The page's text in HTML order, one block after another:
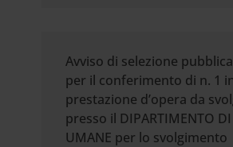
Avviso di selezione
per il conferimento di n. 1
prestazione d’opera da
presso il DIPARTIMENTO DI
UMANE per lo svolgimento